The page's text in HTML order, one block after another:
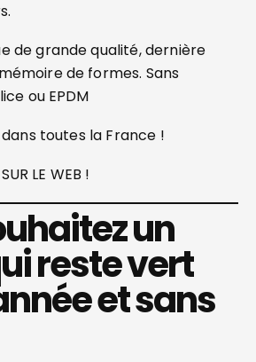
de grande qualité, dernière
de formes. Sans
ou EPDM
toutes la France !
LE WEB !
un
reste vert
et sans